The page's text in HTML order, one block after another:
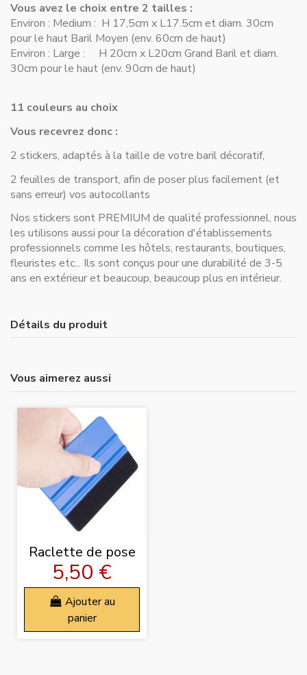
Vous avez le choix entre 2 tailles :
Environ : Medium : H 17,5cm x L17.5cm et diam. 30cm
pour le haut Baril Moyen (env. 60cm de haut)
Environ : Large : H 20cm x L20cm Grand Baril et diam.
30cm pour le haut (env. 90cm de haut)
11 couleurs au choix
Vous recevrez donc :
2 stickers, adaptés à la taille de votre baril décoratif,
2 feuilles de transport, afin de poser plus facilement (et
sans erreur) vos autocollants
Nos stickers sont PREMIUM de qualité professionnel, nous
les utilisons aussi pour la décoration d'établissements
professionnels comme les hôtels, restaurants, boutiques,
fleuristes etc... Ils sont conçus pour une durabilité de 3-5
ans en extérieur et beaucoup, beaucoup plus en intérieur.
Détails du produit
Vous aimerez aussi
Raclette de pose
5,50 €
Ajouter au
panier